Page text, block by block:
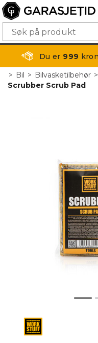
Du er 999
> Bil> Bilvasketilbehør>
Scrubber Scrub Pad